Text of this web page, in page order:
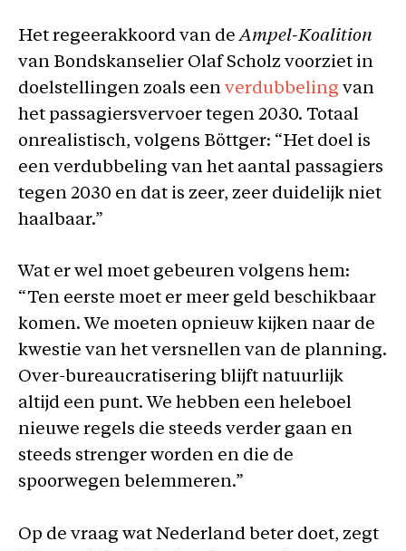
Het regeerakkoord van deAmpel-Koalition
van Bondskanselier Olaf Scholz voorziet in
doelstellingen zoals een verdubbeling van
het passagiersvervoer tegen 2030. Totaal
onrealistisch, volgens Böttger: “Het doel is
een verdubbeling van het aantal passagiers
tegen 2030 en dat is zeer, zeer duidelijk niet
haalbaar.”
Wat er wel moet gebeuren volgens hem:
“Ten eerste moet er meer geld beschikbaar
komen. We moeten opnieuw kijken naar de
kwestie van het versnellen van de planning.
Over-bureaucratisering blijft natuurlijk
altijd een punt. We hebben een heleboel
nieuwe regels die steeds verder gaan en
steeds strenger worden en die de
spoorwegen belemmeren.”
Op de vraag wat Nederland beter doet, zegt